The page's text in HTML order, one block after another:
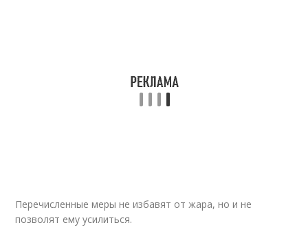
Перечисленные меры не избавят от жара, но и не
позволят ему усилиться.